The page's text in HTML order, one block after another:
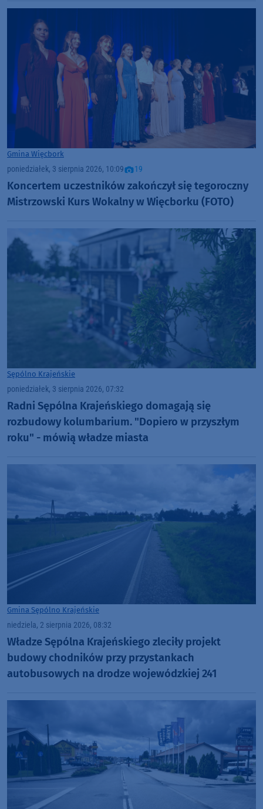
Gmina Więcbork
poniedziałek, 3 sierpnia 2026, 10:09 19
Koncertem uczestników zakończył się tegoroczny
Mistrzowski Kurs Wokalny w Więcborku (FOTO)
Sępólno Krajeńskie
poniedziałek, 3 sierpnia 2026, 07:32
Radni Sępólna Krajeńskiego domagają się
rozbudowy kolumbarium. "Dopiero w przyszłym
roku" - mówią władze miasta
Gmina Sępólno Krajeńskie
niedziela, 2 sierpnia 2026, 08:32
Władze Sępólna Krajeńskiego zleciły projekt
budowy chodników przy przystankach
autobusowych na drodze wojewódzkiej 241